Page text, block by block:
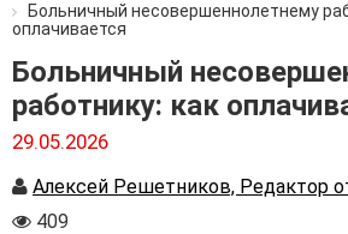
Больничный несовершеннолетнему
оплачивается
Больничный
работнику: как
29.05.2026
Автор
Алексей Решетников, Редактор
Количество
409